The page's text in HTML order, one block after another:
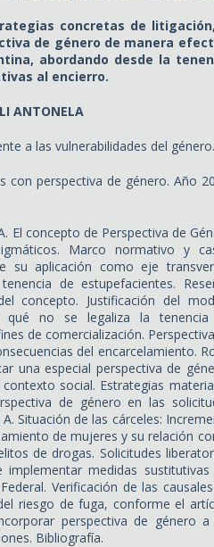
concretas de
de género de manera
abordando desde la
al encierro.
ANTONELA
a las vulnerabilidades del género.
con perspectiva de género. Año
El concepto de Perspectiva de
Marco normativo y
su aplicación como eje
de estupefacientes.
concepto. Justificación del
qué no se legaliza la tenencia
de comercialización.
del encarcelamiento.
una especial perspectiva de
social. Estrategias
de género en las
Situación de las cárceles:
de mujeres y su relación
de drogas. Solicitudes
medidas sustitutivas
Verificación de las
riesgo de fuga, conforme el
perspectiva de género a
Bibliografía.